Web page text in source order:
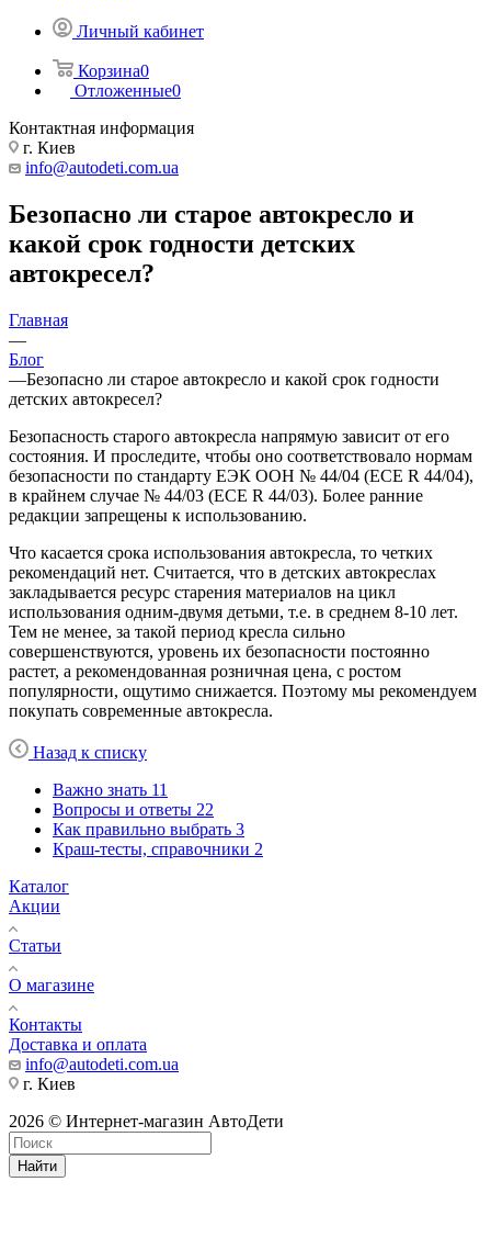
Личный кабинет
Корзина0
Отложенные0
Контактная информация
г. Киев
info@autodeti.com.ua
Безопасно ли старое автокресло и
какой срок годности детских
автокресел?
Главная
—
Блог
—Безопасно ли старое автокресло и какой срок годности
детских автокресел?
Безопасность старого автокресла напрямую зависит от его
состояния. И проследите, чтобы оно соответствовало нормам
безопасности по стандарту ЕЭК ООН № 44/04 (ECE R 44/04),
в крайнем случае № 44/03 (ECE R 44/03). Более ранние
редакции запрещены к использованию.
Что касается срока использования автокресла, то четких
рекомендаций нет. Считается, что в детских автокреслах
закладывается ресурс старения материалов на цикл
использования одним-двумя детьми, т.е. в среднем 8-10 лет.
Тем не менее, за такой период кресла сильно
совершенствуются, уровень их безопасности постоянно
растет, а рекомендованная розничная цена, с ростом
популярности, ощутимо снижается. Поэтому мы рекомендуем
покупать современные автокресла.
Назад к списку
Важно знать 11
Вопросы и ответы 22
Как правильно выбрать 3
Краш-тесты, справочники 2
Каталог
Акции
Статьи
О магазине
Контакты
Доставка и оплата
info@autodeti.com.ua
г. Киев
2026 © Интернет-магазин АвтоДети
Найти